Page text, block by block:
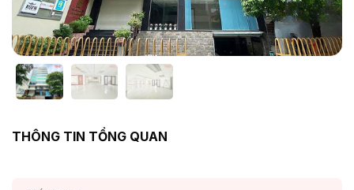
THÔNG TIN TỔNG QUAN